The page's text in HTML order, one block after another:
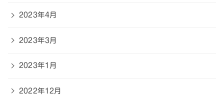
2023年4月
2023年3月
2023年1月
2022年12月